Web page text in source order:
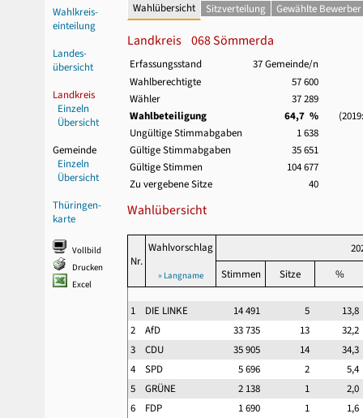
Wahlkreis-
einteilung
Landes-
übersicht
Landkreis
Einzeln
Übersicht
Gemeinde
Einzeln
Übersicht
Thüringen-
karte
Vollbild
Drucken
Excel
Wahlübersicht
Sitzverteilung Gewählte Bewerber
Landkreis 068 Sömmerda
Erfassungsstand
37 Gemeinde/n
Wahlberechtigte
57 600
Wähler
37 289
Wahlbeteiligung
64,7 %
(2019:
Ungültige Stimmabgaben
1 638
Gültige Stimmabgaben
35 651
Gültige Stimmen
104 677
Zu vergebene Sitze
40
Wahlübersicht
Nr.
Wahlvorschlag
» Langname
Stimmen
Sitze %
1 DIE LINKE 14 491 5
13,8
2 AfD 33 735 13
32,2
3 CDU 35 905 14
34,3
4 SPD 5 696 2
5,4
5 GRÜNE 2 138 1
2,0
6 FDP 1 690 1
1,6